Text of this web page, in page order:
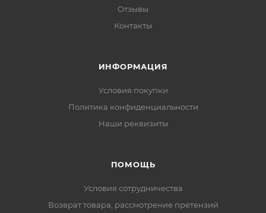
Отзывы
Контакты
ИНФОРМАЦИЯ
Условия покупки
Политика конфиденциальности
Наши реквизиты
ПОМОЩЬ
Условия сотрудничества
Возврат товара, рассмотрение претензий